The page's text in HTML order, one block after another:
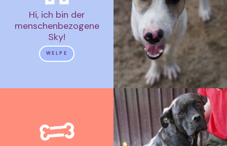
Hi, ich bin der
menschenbezogene
Sky!
WELPE